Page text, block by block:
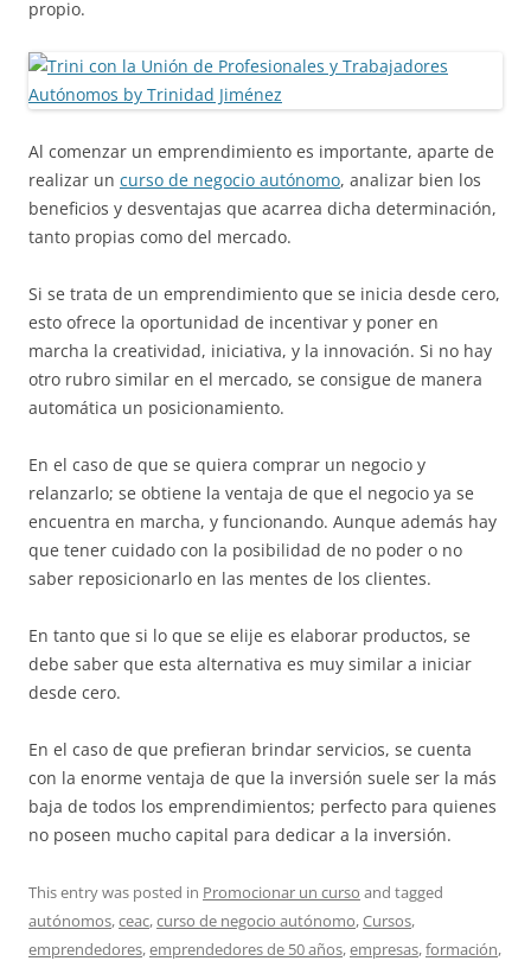
propio.
Al comenzar un emprendimiento es importante, aparte de
realizar un curso de negocio autónomo, analizar bien los
beneficios y desventajas que acarrea dicha determinación,
tanto propias como del mercado.
Si se trata de un emprendimiento que se inicia desde cero,
esto ofrece la oportunidad de incentivar y poner en
marcha la creatividad, iniciativa, y la innovación. Si no hay
otro rubro similar en el mercado, se consigue de manera
automática un posicionamiento.
En el caso de que se quiera comprar un negocio y
relanzarlo; se obtiene la ventaja de que el negocio ya se
encuentra en marcha, y funcionando. Aunque además hay
que tener cuidado con la posibilidad de no poder o no
saber reposicionarlo en las mentes de los clientes.
En tanto que si lo que se elije es elaborar productos, se
debe saber que esta alternativa es muy similar a iniciar
desde cero.
En el caso de que prefieran brindar servicios, se cuenta
con la enorme ventaja de que la inversión suele ser la más
baja de todos los emprendimientos; perfecto para quienes
no poseen mucho capital para dedicar a la inversión.
This entry was posted in Promocionar un curso and tagged
autónomos,ceac,curso de negocio autónomo,Cursos,
emprendedores,emprendedores de 50 años,empresas,formación,